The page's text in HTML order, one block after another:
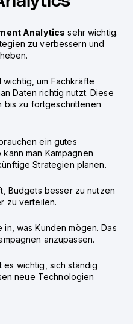
Analytics sehr wichtig.
zu verbessern und
wichtig, um Fachkräfte
Daten richtig nutzt. Diese
bis zu fortgeschrittenen
ein gutes
man Kampagnen
Strategien planen.
Budgets besser zu nutzen
zu verteilen.
was Kunden mögen. Das
anzupassen.
es wichtig, sich ständig
neue Technologien